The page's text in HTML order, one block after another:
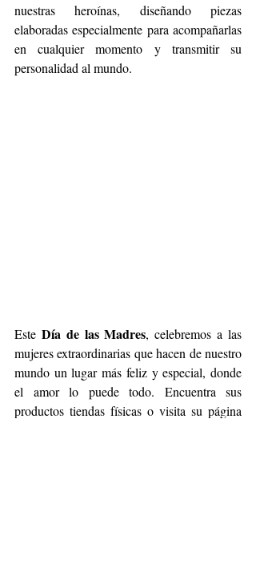
nuestras heroínas, diseñando piezas
elaboradas especialmente para acompañarlas
en cualquier momento y transmitir su
personalidad al mundo.
Este Día de las Madres, celebremos a las
mujeres extraordinarias que hacen de nuestro
mundo un lugar más feliz y especial, donde
el amor lo puede todo. Encuentra sus
productos tiendas físicas o visita su página